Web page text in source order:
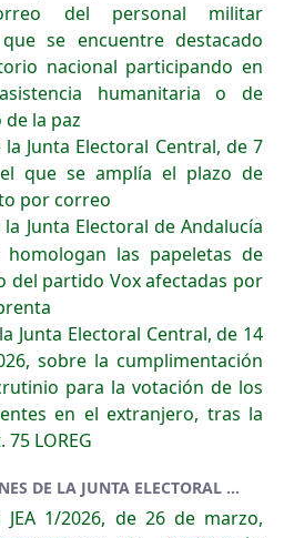
del personal militar
se encuentre destacado
nacional participando en
humanitaria o de
la paz
Junta Electoral Central, de 7
que se amplía el plazo de
por correo
Junta Electoral de Andalucía
las papeletas de
del partido Vox afectadas por
Junta Electoral Central, de 14
sobre la cumplimentación
para la votación de los
en el extranjero, tras la
LOREG
ÚLTIMAS INSTRUCCIONES DE LA JUNTA ELECTORAL DE ANDALUCÍA
JEA 1/2026, de 26 de marzo,